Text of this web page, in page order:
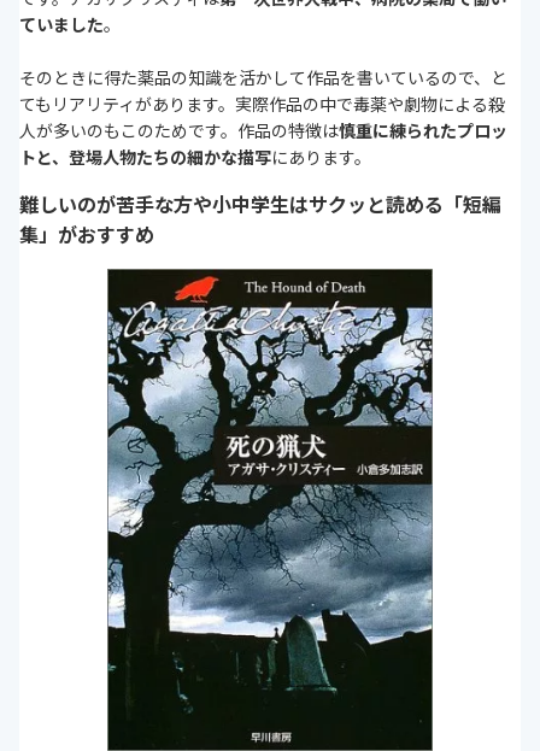
ていました。
そのときに得た薬品の知識を活かして作品を書いているので、と
てもリアリティがあります。実際作品の中で毒薬や劇物による殺
人が多いのもこのためです。作品の特徴は慎重に練られたプロッ
トと、登場人物たちの細かな描写にあります。
難しいのが苦手な方や小中学生はサクッと読める「短編
集」がおすすめ